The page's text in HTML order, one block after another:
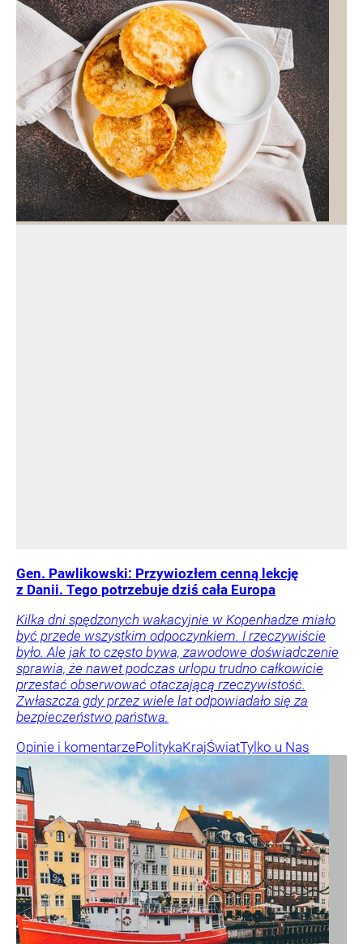
Gen. Pawlikowski: Przywiozłem cenną lekcję
z Danii. Tego potrzebuje dziś cała Europa
Kilka dni spędzonych wakacyjnie w Kopenhadze miało
być przede wszystkim odpoczynkiem. I rzeczywiście
było. Ale jak to często bywa, zawodowe doświadczenie
sprawia, że nawet podczas urlopu trudno całkowicie
przestać obserwować otaczającą rzeczywistość.
Zwłaszcza gdy przez wiele lat odpowiadało się za
bezpieczeństwo państwa.
Opinie i komentarzePolitykaKrajŚwiatTylko u Nas